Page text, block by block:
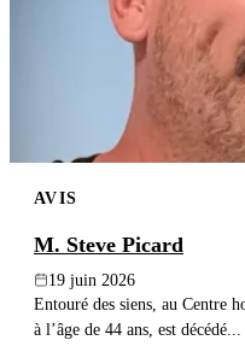
AVIS
M. Steve Picard
19 juin 2026
Entouré des siens, au Centre
à l’âge de 44 ans, est décédé...